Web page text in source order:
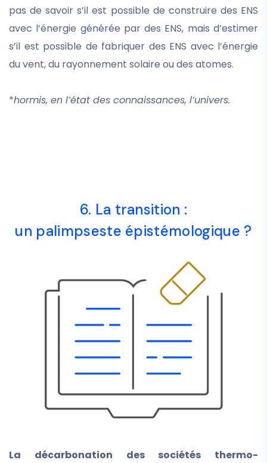
pas de savoir s’il est possible de construire des ENS
avec l’énergie générée par des ENS, mais d’estimer
s’il est possible de fabriquer des ENS avec l’énergie
du vent, du rayonnement solaire ou des atomes.
*hormis, en l’état des connaissances, l’univers.
6. La transition :
un palimpseste épistémologique ?
La décarbonation des sociétés thermo-